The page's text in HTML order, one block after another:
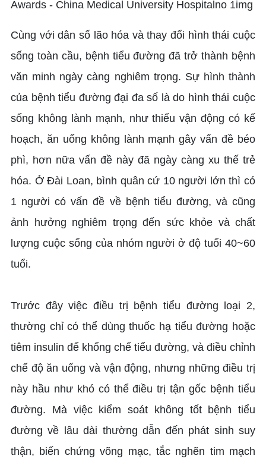
Cùng với dân số lão hóa và thay đổi hình thái cuộc
sống toàn cầu, bệnh tiểu đường đã trở thành bệnh
văn minh ngày càng nghiêm trọng. Sự hình thành
của bệnh tiểu đường đại đa số là do hình thái cuộc
sống không lành mạnh, như thiếu vận động có kế
hoạch, ăn uống không lành mạnh gây vấn đề béo
phì, hơn nữa vấn đề này đã ngày càng xu thế trẻ
hóa. Ở Đài Loan, bình quân cứ 10 người lớn thì có
1 người có vấn đề về bệnh tiểu đường, và cũng
ảnh hưởng nghiêm trọng đến sức khỏe và chất
lượng cuộc sống của nhóm người ở độ tuổi 40~60
tuổi.
Trước đây việc điều trị bệnh tiểu đường loại 2,
thường chỉ có thể dùng thuốc hạ tiểu đường hoặc
tiêm insulin để khống chế tiểu đường, và điều chỉnh
chế độ ăn uống và vận động, nhưng những điều trị
này hầu như khó có thể điều trị tận gốc bệnh tiểu
đường. Mà việc kiểm soát không tốt bệnh tiểu
đường về lâu dài thường dẫn đến phát sinh suy
thận, biến chứng võng mạc, tắc nghẽn tim mạch